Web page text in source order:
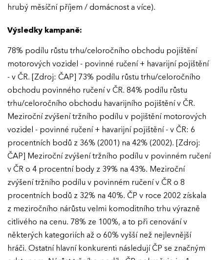
hrubý měsíční příjem / domácnost a více).
Výsledky kampaně:
78% podílu růstu trhu/celoročního obchodu pojištění
motorových vozidel - povinné ručení + havarijní pojištění
- v ČR. [Zdroj: ČAP] 73% podílu růstu trhu/celoročního
obchodu povinného ručení v ČR. 84% podílu růstu
trhu/celoročního obchodu havarijního pojištění v ČR.
Meziroční zvýšení tržního podílu v pojištění motorových
vozidel - povinné ručení + havarijní pojištění - v ČR: 6
procentních bodů z 36% (2001) na 42% (2002). [Zdroj:
ČAP] Meziroční zvýšení tržního podílu v povinném ručení
v ČR o 4 procentní body z 39% na 43%. Meziroční
zvýšení tržního podílu v povinném ručení v ČR o 8
procentních bodů z 32% na 40%. ČP v roce 2002 získala
z meziročního nárůstu velmi komoditního trhu výrazně
citlivého na cenu. 78% ze 100%, a to při cenování v
některých kategoriích až o 60% vyšší než nejlevnější
hráči. Ostatní hlavní konkurenti následují ČP se značným